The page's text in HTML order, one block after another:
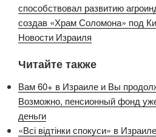
способствовал развитию
создав «Храм Соломона» под
Новости Израиля
Читайте также
Вам 60+ в Израиле и Вы
Возможно, пенсионный фонд
деньги
«Всі відтінки спокуси» в